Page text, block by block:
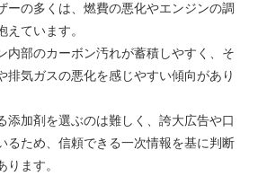
ーの多くは、燃費の悪化やエンジンの調
ています。
内部のカーボン汚れが蓄積しやすく、そ
排気ガスの悪化を感じやすい傾向があり
添加剤を選ぶのは難しく、誇大広告や口
るため、信頼できる一次情報を基に判断
ります。